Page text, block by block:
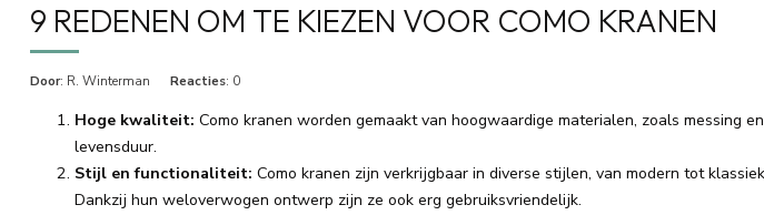
9 REDENEN OM TE KIEZEN VOOR COMO KRANEN
Door: R. Winterman Reacties: 0
Hoge kwaliteit: Como kranen worden gemaakt van hoogwaardige materialen, zoals messing
levensduur.
Stijl en functionaliteit: Como kranen zijn verkrijgbaar in diverse stijlen, van modern tot
Dankzij hun weloverwogen ontwerp zijn ze ook erg gebruiksvriendelijk.